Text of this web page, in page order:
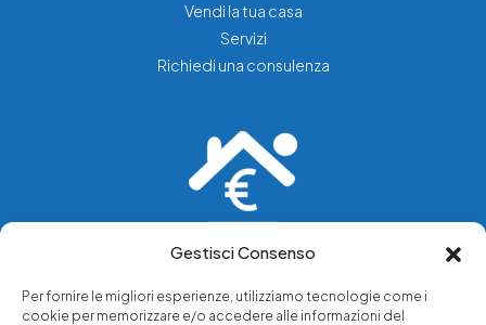
Gestisci Consenso
Per fornire le migliori esperienze, utilizziamo tecnologie come i
cookie per memorizzare e/o accedere alle informazioni del
Vendi la tua casa
Servizi
Richiedi una consulenza